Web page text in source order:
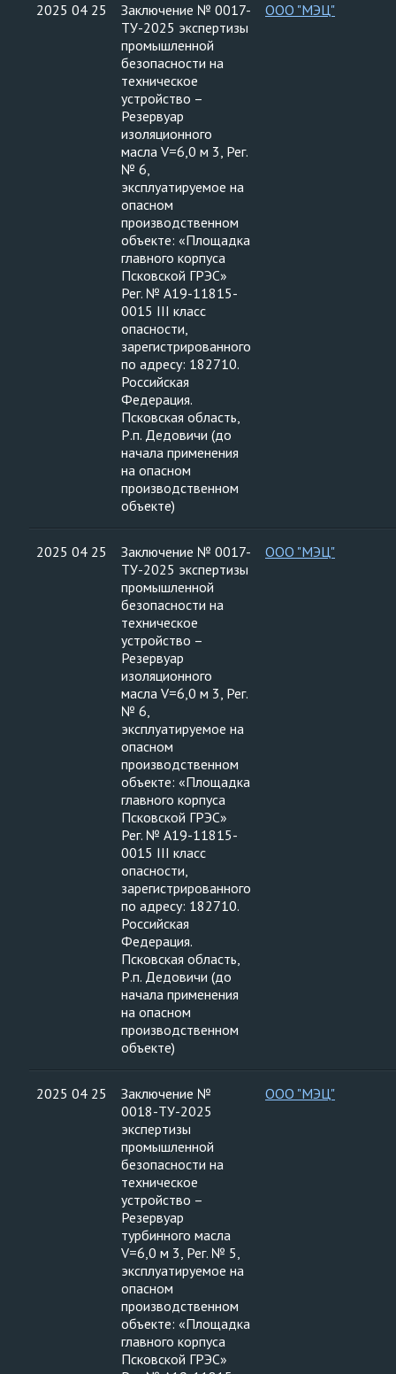
2025 04 25
Заключение № 0017-
ТУ-2025 экспертизы
промышленной
безопасности на
техническое
устройство –
Резервуар
изоляционного
масла V=6,0 м 3, Рег.
№ 6,
эксплуатируемое на
опасном
производственном
объекте: «Площадка
главного корпуса
Псковской ГРЭС»
Рег. № А19-11815-
0015 III класс
опасности,
зарегистрированного
по адресу: 182710.
Российская
Федерация.
Псковская область,
Р.п. Дедовичи (до
начала применения
на опасном
производственном
объекте)
ООО "МЭЦ"
2025 04 25
Заключение № 0017-
ТУ-2025 экспертизы
промышленной
безопасности на
техническое
устройство –
Резервуар
изоляционного
масла V=6,0 м 3, Рег.
№ 6,
эксплуатируемое на
опасном
производственном
объекте: «Площадка
главного корпуса
Псковской ГРЭС»
Рег. № А19-11815-
0015 III класс
опасности,
зарегистрированного
по адресу: 182710.
Российская
Федерация.
Псковская область,
Р.п. Дедовичи (до
начала применения
на опасном
производственном
объекте)
ООО "МЭЦ"
2025 04 25
Заключение №
0018-ТУ-2025
экспертизы
промышленной
безопасности на
техническое
устройство –
Резервуар
турбинного масла
V=6,0 м 3, Рег. № 5,
эксплуатируемое на
опасном
производственном
объекте: «Площадка
главного корпуса
Псковской ГРЭС»
ООО "МЭЦ"